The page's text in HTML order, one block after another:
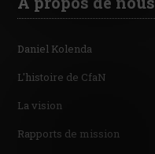
Daniel Kolenda
L'histoire de CfaN
La vision
Rapports de mission